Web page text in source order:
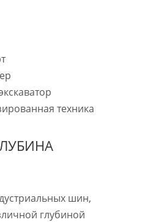
техника
шин,
глубиной